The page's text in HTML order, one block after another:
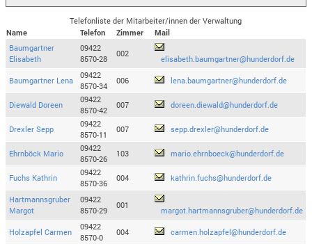
Telefonliste der Mitarbeiter/innen der Verwaltung
Name
Telefon Zimmer
Mail
Baumgartner
Elisabeth
09422
8570-28
002
elisabeth.baumgartner@hunderdorf.de
Baumgartner Lena
09422
8570-34
006 lena.baumgartner@hunderdorf.de
Diewald Doreen
09422
8570-42
007 doreen.diewald@hunderdorf.de
Drexler Sepp
09422
8570-11
007 sepp.drexler@hunderdorf.de
Ehrnböck Mario
09422
8570-26
103 mario.ehrnboeck@hunderdorf.de
Fuchs Kathrin
09422
8570-36
004 kathrin.fuchs@hunderdorf.de
Hartmannsgruber
Margot
09422
8570-29
001
margot.hartmannsgruber@hunderdorf.de
Holzapfel Carmen
09422
8570-0
004 carmen.holzapfel@hunderdorf.de